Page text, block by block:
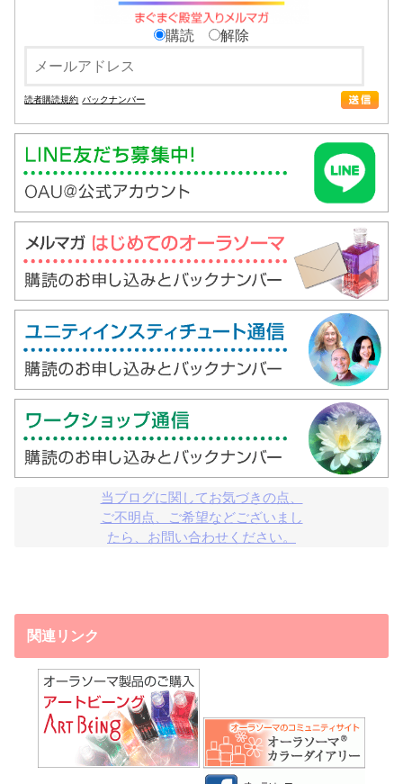
購読 解除
読者購読規約 バックナンバー
当ブログに関してお気づきの点、
ご不明点、ご希望などございまし
たら、お問い合わせください。
関連リンク